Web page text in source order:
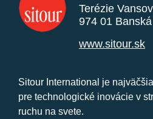
Terézie
974 01
www.sitour.sk
Sitour International je
pre technologické inovácie v
ruchu na svete.